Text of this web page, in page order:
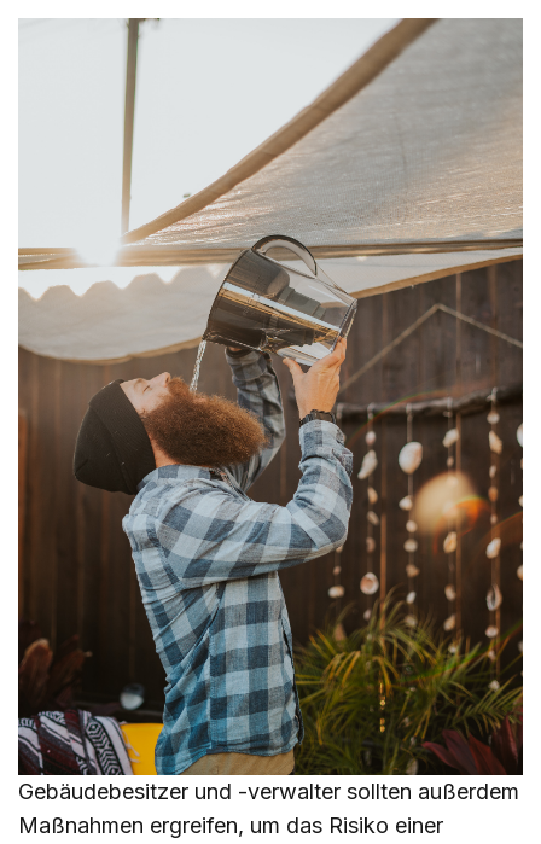
Gebäudebesitzer und -verwalter sollten außerdem
Maßnahmen ergreifen, um das Risiko einer